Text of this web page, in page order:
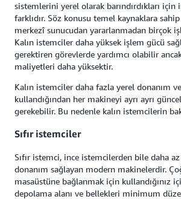
sistemlerini yerel olarak barındırdıkları için
farklıdır. Söz konusu temel kaynaklara
merkezî sunucudan yararlanmadan birçok
Kalın istemciler daha yüksek işlem gücü
gerektiren görevlerde yardımcı olabilir
maliyetleri daha yüksektir.
Kalın istemciler daha fazla yerel donanım ve
kullandığından her makineyi ayrı ayrı
gerekebilir. Bu nedenle kalın istemcilerin
Sıfır istemciler
Sıfır istemci, ince istemcilerden bile daha
donanım sağlayan modern makinelerdir.
masaüstüne bağlanmak için kullandığınız
depolama alanı ve bellekleri minimum